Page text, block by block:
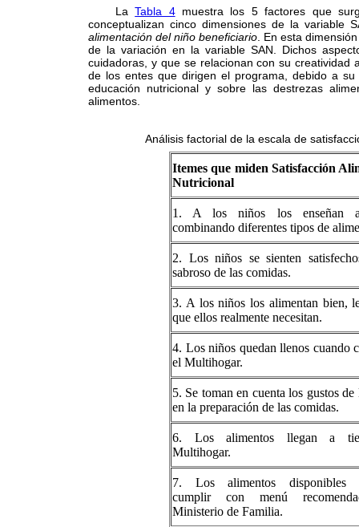
LaTabla 4muestra los 5 factores que
conceptualizan cinco dimensiones de la variable
alimentación del niño beneficiario . En esta
de la variación en la variable SAN. Dichos
cuidadoras, y que se relacionan con su creatividad
de los entes que dirigen el programa, debido a
educación nutricional y sobre las destrezas
alimentos.
Análisis factorial de la escala de
Itemes que miden Satisfacción
Nutricional
1. A los niños los enseñan
combinando diferentes tipos de
2. Los niños se sienten
sabroso de las comidas.
3. A los niños los alimentan bien,
que ellos realmente necesitan.
4. Los niños quedan llenos cuando
el Multihogar.
5. Se toman en cuenta los gustos de
en la preparación de las comidas.
6. Los alimentos llegan a
Multihogar.
7. Los alimentos disponibles
cumplir con menú
Ministerio de Familia.